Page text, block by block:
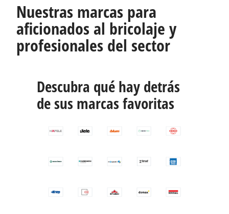
Nuestras marcas para
aficionados al bricolaje y
profesionales del sector
Descubra qué hay detrás
de sus marcas favoritas